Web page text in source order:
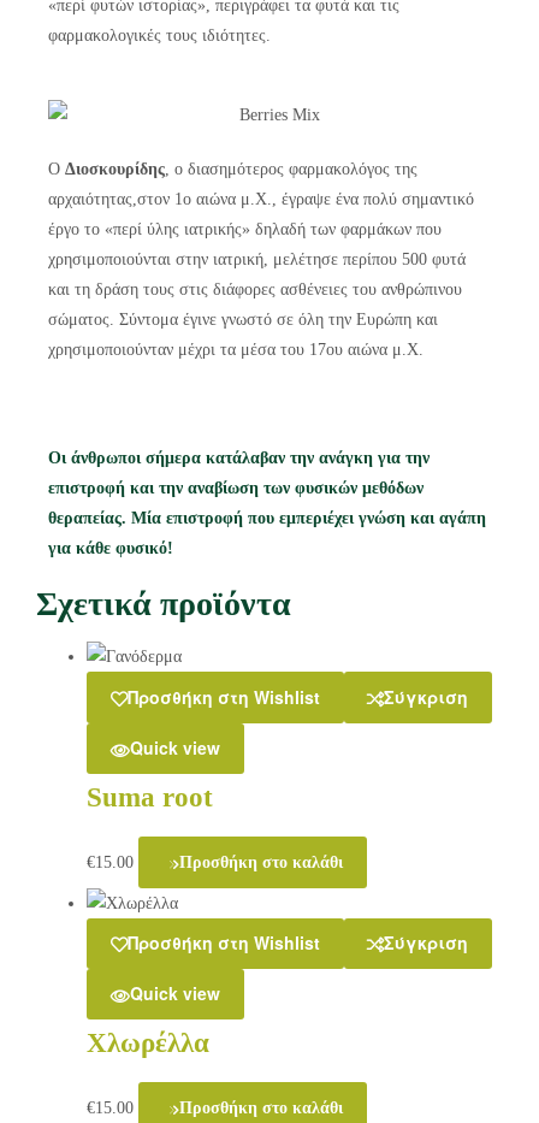
«περί φυτών ιστορίας», περιγράφει τα φυτά και τις
φαρμακολογικές τους ιδιότητες.
Ο Διοσκουρίδης, ο διασημότερος φαρμακολόγος της
αρχαιότητας,στον 1ο αιώνα μ.Χ., έγραψε ένα πολύ σημαντικό
έργο το «περί ύλης ιατρικής» δηλαδή των φαρμάκων που
χρησιμοποιούνται στην ιατρική, μελέτησε περίπου 500 φυτά
και τη δράση τους στις διάφορες ασθένειες του ανθρώπινου
σώματος. Σύντομα έγινε γνωστό σε όλη την Ευρώπη και
χρησιμοποιούνταν μέχρι τα μέσα του 17ου αιώνα μ.Χ.
Οι άνθρωποι σήμερα κατάλαβαν την ανάγκη για την
επιστροφή και την αναβίωση των φυσικών μεθόδων
θεραπείας. Μία επιστροφή που εμπεριέχει γνώση και αγάπη
για κάθε φυσικό!
Σχετικά προϊόντα
Προσθήκη στη Wishlist Σύγκριση
Quick view
Suma root
€15.00 Προσθήκη στο καλάθι
Προσθήκη στη Wishlist Σύγκριση
Quick view
Χλωρέλλα
€15.00 Προσθήκη στο καλάθι